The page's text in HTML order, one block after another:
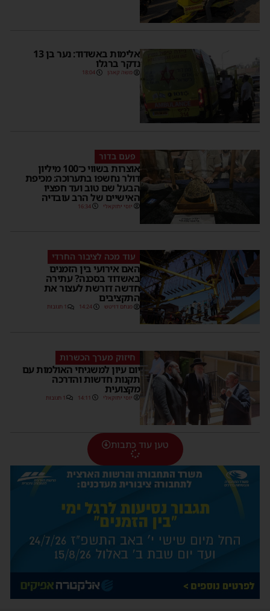
אלימות באשדוד: נער בן 13
נדקר ברגלו
משה קאהן 18:04
פעם בדור
אוצרות בשווי כ־100 מיליון
דולר נחשפו בתערוכה: מכיפת
הבעל שם טוב ועד חפציו
האישיים של הרב עובדיה
יוסי יחזקאלי 16:34
עוד מכה לציבור החרדי
האם אירועי בין הזמנים
באשדוד בסכנה? עתירה
חדשה דורשת לעצור את
התקציבים
מנחם דויטש 14:24 1 תגובות
חיזוק מערך הכשרות
יום עיון למשגיחי האולמות עם
תקנות חדשות והדרכה
מקצועית
יוסי יחזקאלי 14:11 1 תגובות
טען עוד כתבות